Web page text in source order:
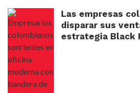
Las empresas
disparar sus
estrategia Black